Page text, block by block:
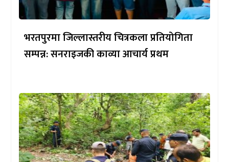
भरतपुरमा जिल्लास्तरीय चित्रकला प्रतियोगिता
सम्पन्न: सनराइजकी काव्या आचार्य प्रथम